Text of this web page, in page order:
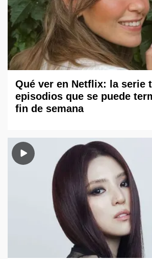
Qué ver en Netflix: la serie
episodios que se puede
fin de semana